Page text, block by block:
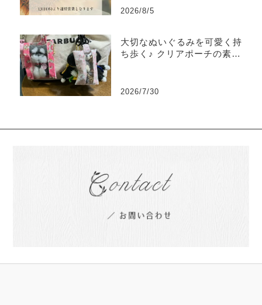
2026/8/5
大切なぬいぐるみを可愛く持
ち歩く♪ クリアポーチの素敵
2026/7/30